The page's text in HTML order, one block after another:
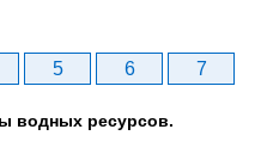
5 6 7
водных ресурсов.